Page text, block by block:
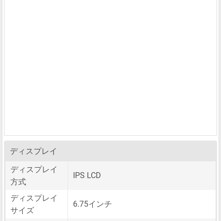
ディスプレイ
ディスプレイ
方式
IPS LCD
ディスプレイ
サイズ
6.75インチ